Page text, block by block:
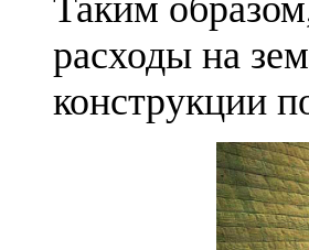
Таким
расходы на
конструкции